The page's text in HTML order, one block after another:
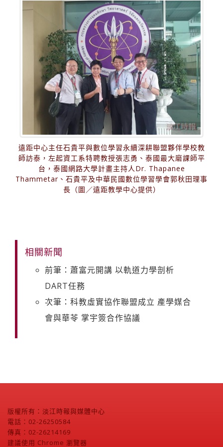
遠距中心主任石貴平與數位學習永續深耕聯盟夥伴學校教
師訪泰，左起資工系特聘教授張志勇、泰國最大磨課師平
台，泰國網路大學計畫主持人Dr. Thapanee
Thammetar、石貴平及中華民國數位學習學會郭秋田理事
長（圖／遠距教學中心提供）
相關新聞
前筆：蕭富元開講 以軌道力學剖析
DART任務
次筆：科教虛實協作聯盟成立 產學媒合
會與華苓 掌宇簽合作協議
版權所有：淡江時報與媒體中心
電話：02-26250584
傳真：02-26214169
建議使用 Chrome 瀏覽器